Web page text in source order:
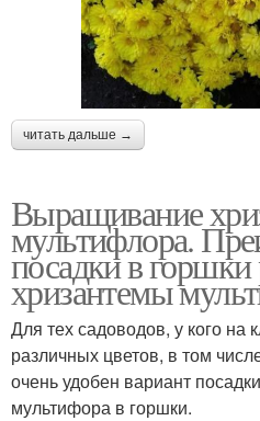
читать дальше →
Выращивание
мультифлора.
посадки в горшки
хризантемы
Для тех садоводов, у кого на
различных цветов, в том
очень удобен вариант
мультифора в горшки.